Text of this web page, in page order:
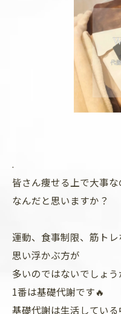
.
皆さん痩せる上で大事な
なんだと思いますか？
運動、食事制限、筋ト
思い浮かぶ方が
多いのではないでしょう
1番は基礎代謝です🔥
基礎代謝は生活してい